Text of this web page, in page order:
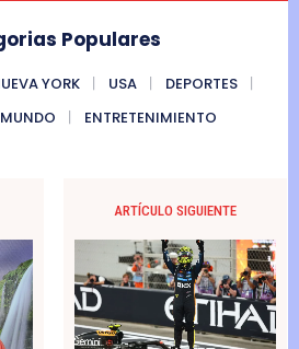
Populares
YORK USA
DEPORTES
MUNDO ENTRETENIMIENTO
ARTÍCULO SIGUIENTE